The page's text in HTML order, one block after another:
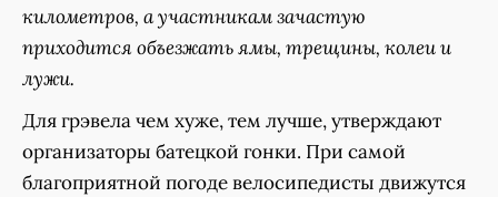
километров, а участникам зачастую
приходится объезжать ямы, трещины, колеи и
лужи.
Для грэвела чем хуже, тем лучше, утверждают
организаторы батецкой гонки. При самой
благоприятной погоде велосипедисты движутся